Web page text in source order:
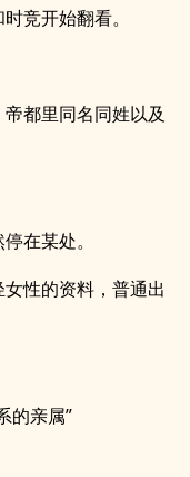
竞开始翻看。
都里同名同姓以及
在某处。
性的资料，普通出
的亲属”